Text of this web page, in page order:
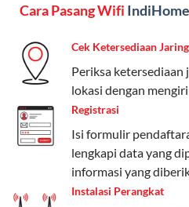
keluarga, nelpon & SMS
Kelebihan:
Cocok untuk
koneksi internet cepat dan
kuota. Pilihan harga
Telkomsel One
beragam, mulai dari paket
Pengguna bisa memilih
internet, komunikasi, atau
Cara Pasang Wifi
Cek Ketersediaan
Periksa
lokasi dengan
Registrasi
Isi formulir
lengkapi data yang
informasi yang
Instalasi Perangkat